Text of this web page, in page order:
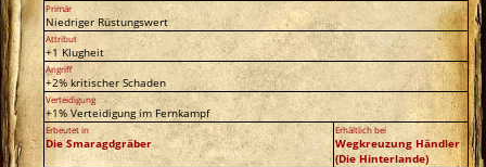
Primär
Niedriger Rüstungswert
Attribut
+1 Klugheit
Angriff
+2% kritischer Schaden
Verteidigung
+1% Verteidigung im Fernkampf
Erbeutet in
Die Smaragdgräber
Erhältlich bei
Wegkreuzung Händler
(Die Hinterlande)